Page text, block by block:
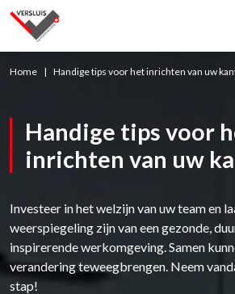
Home Handige tips voor het inrichten van uw
Handige tips voor
inrichten van uw
Investeer in het welzijn van uw team en
weerspiegeling zijn van een gezonde,
inspirerende werkomgeving. Samen
verandering teweegbrengen. Neem
stap!